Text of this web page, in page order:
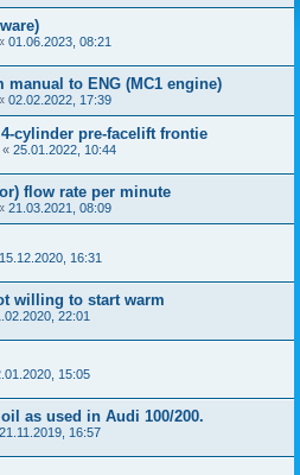
01.06.2023, 08:21
manual to ENG (MC1 engine)
02.02.2022, 17:39
cylinder pre-facelift frontie
« 25.01.2022, 10:44
flow rate per minute
21.03.2021, 08:09
15.12.2020, 16:31
willing to start warm
22:01
15:05
as used in Audi 100/200.
21.11.2019, 16:57